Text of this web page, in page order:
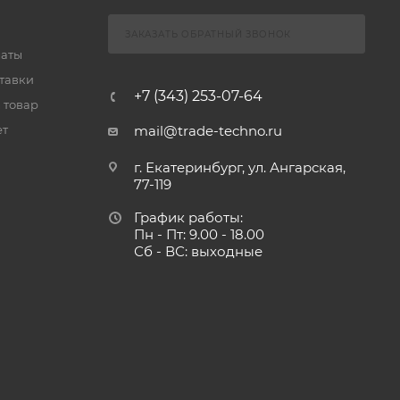
товар
+7 (343) 253-07-64
mail@trade-techno.ru
г. Екатеринбург, ул. Ангарская,
77-119
График работы:
Пн - Пт: 9.00 - 18.00
Сб - ВС: выходные